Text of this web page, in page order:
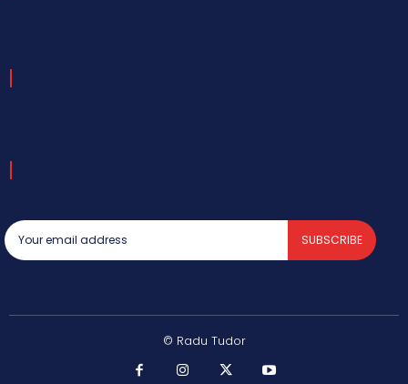
SUBSCRIBE
© Radu Tudor